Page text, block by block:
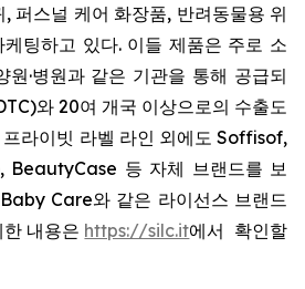
퍼스널 케어 화장품, 반려동물용 위
케팅하고 있다. 이들 제품은 주로 소
·병원과 같은 기관을 통해 공급되
와 20여 개국 이상으로의 수출도
프라이빗 라벨 라인 외에도 Soffisof,
BeautyCase 등 자체 브랜드를 보
Care와 같은 라이선스 브랜드
내용은 https://silc.it에서 확인할